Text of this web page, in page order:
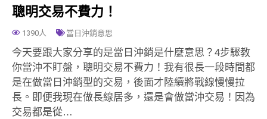
聰明交易不費力！
1390人 當日沖銷意思
今天要跟大家分享的是當日沖銷是什麼意思？4步驟教
你當沖不盯盤，聰明交易不費力！我有很長一段時間都
是在做當日沖銷型的交易，後面才陸續將戰線慢慢拉
長。即便我現在做長線居多，還是會做當沖交易！因為
交易都是從…